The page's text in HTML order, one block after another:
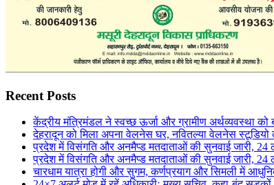
Recent Posts
केंद्रीय मंत्रिमंडल ने स्वच्छ ऊर्जा और ग्रामीण अर्थव्यवस्था को
देहरादून को मिला अपना वेलनेस घर, नवितल्या वेलनेस
प्रदेश में विसंगति और अनमैप्ड मतदाताओं की सुनवाई जारी,
प्रदेश में विसंगति और अनमैप्ड मतदाताओं की सुनवाई जारी,
चारधाम यात्रा होगी और सुगम, कर्णप्रयाग और सिमली में